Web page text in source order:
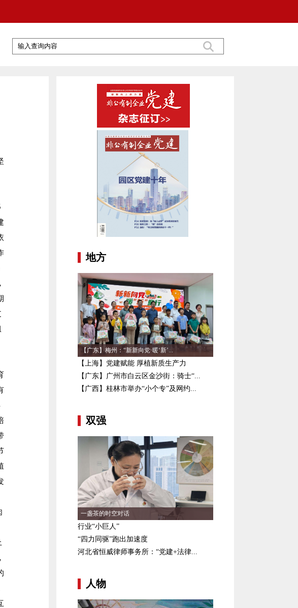
地方
【广东】梅州：“新新向党·暖‘新’...
【上海】党建赋能 厚植新质生产力
【广东】广州市白云区金沙街：骑士“...
【广西】桂林市举办“小个专”及网约...
双强
一盏茶的时空对话
行业“小巨人”
“四力同驱”跑出加速度
河北省恒威律师事务所：“党建+法律...
人物